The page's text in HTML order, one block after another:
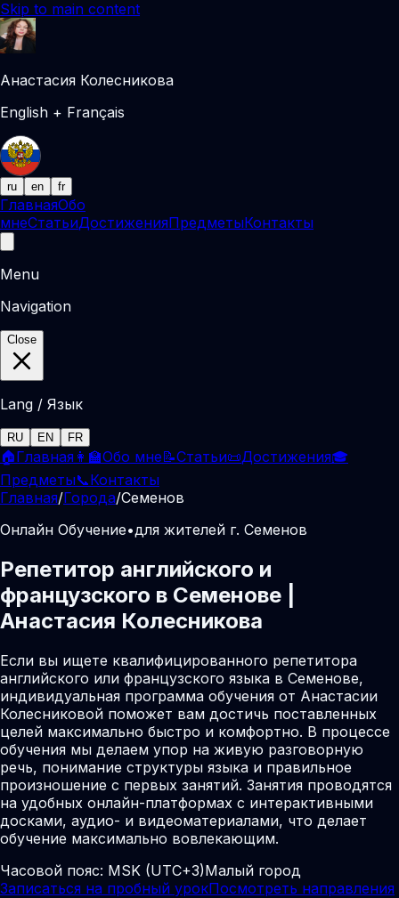
Skip to main content
Анастасия Колесникова
English + Français
ru en fr
ГлавнаяОбо
мнеСтатьиДостиженияПредметыКонтакты
Menu
Navigation
Close
Lang / Язык
RU EN FR
🏠Главная 👩‍🏫Обо мне📝Статьи📜Достижения🎓
Предметы📞Контакты
Главная/Города/Семенов
Онлайн Обучение•для жителей г. Семенов
Репетитор английского и
французского в Семенове |
Анастасия Колесникова
Если вы ищете квалифицированного репетитора
английского или французского языка в Семенове,
индивидуальная программа обучения от Анастасии
Колесниковой поможет вам достичь поставленных
целей максимально быстро и комфортно. В процессе
обучения мы делаем упор на живую разговорную
речь, понимание структуры языка и правильное
произношение с первых занятий. Занятия проводятся
на удобных онлайн-платформах с интерактивными
досками, аудио- и видеоматериалами, что делает
обучение максимально вовлекающим.
Часовой пояс: MSK (UTC+3)Малый город
Записаться на пробный урокПосмотреть направления